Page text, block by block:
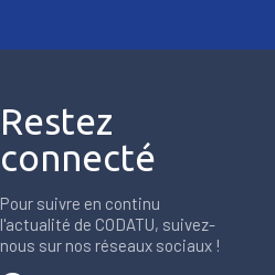
Restez
connecté
Pour suivre en continu
l'actualité de CODATU, suivez-
nous sur nos réseaux sociaux !